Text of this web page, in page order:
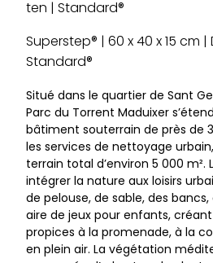
ten | Standard®
Superstep® | 60 x 40 x 15 cm |
Standard®
Situé dans le quartier de Sant
Parc du Torrent Maduixer
bâtiment souterrain de près de
les services de nettoyage
terrain total d’environ 5 000 m².
intégrer la nature aux loisirs
de pelouse, de sable, des
aire de jeux pour enfants,
propices à la promenade, à la
en plein air. La végétation